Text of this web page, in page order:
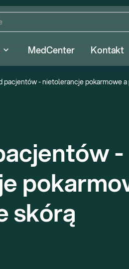
MedCenter Kontakt
pacjentów - nietolerancje pokarmowe
-
skórą